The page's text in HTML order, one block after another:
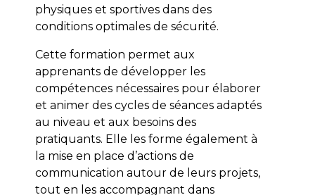
physiques et sportives dans des
conditions optimales de sécurité.
Cette formation permet aux
apprenants de développer les
compétences nécessaires pour élaborer
et animer des cycles de séances adaptés
au niveau et aux besoins des
pratiquants. Elle les forme également à
la mise en place d’actions de
communication autour de leurs projets,
tout en les accompagnant dans